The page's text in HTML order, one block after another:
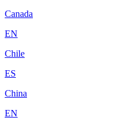
Canada
EN
Chile
ES
China
EN